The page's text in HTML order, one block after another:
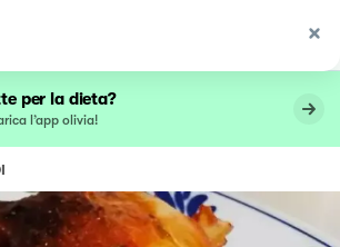
per la dieta?
l’app olivia!